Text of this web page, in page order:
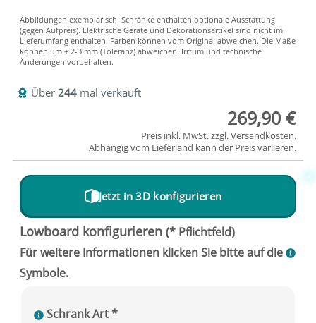
Über 244 mal verkauft
269,90 €
Preis inkl. MwSt. zzgl.Versandkosten.
Abhängig vom Lieferland kann der Preis variieren.
Jetzt in 3D konfigurieren
Schrank Art *